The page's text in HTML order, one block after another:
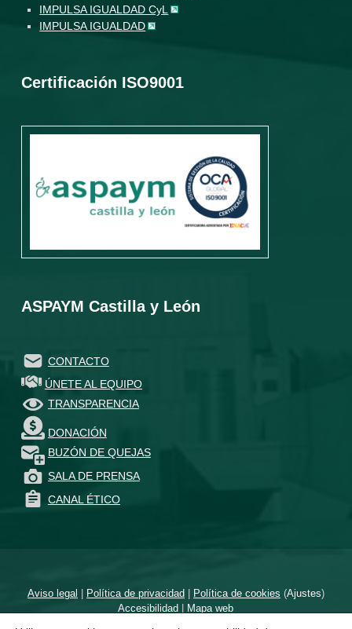
IMPULSA IGUALDAD CyL
IMPULSA IGUALDAD
Certificación ISO9001
ASPAYM Castilla y León
CONTACTO
ÚNETE AL EQUIPO
TRANSPARENCIA
DONACIÓN
BUZÓN DE QUEJAS
SALA DE PRENSA
CANAL ÉTICO
Aviso legal | Política de privacidad| Política de cookies (Ajustes)
Accesibilidad | Mapa web